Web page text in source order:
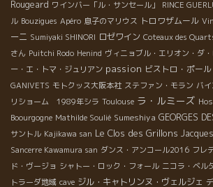
Rougeard ワインバー「ル・サンセール」 RINCE
ル Bouzigues Apéro 息子のマリウス トロワザムール
ーニ Sumiyaki SHINORI ロゼワイン Coteaux des
さん Puitchi Rodo Henind ヴィニョブル・エリオン・ダ
ー・エ・トマ・ジュリアン passion ビストロ・ポー
GANIVETS モトクッス大阪本社 ステファン・モラン バ
リショーム 1989年シラ Toulouse ラ・ルミーズ
Boourgogne Mathilde Soulié Sumeshiya GEORGES
サントル Kajikawa san Le Clos des Grillons
Sancerre Kawamura san ダンス・アンコール2016 フレ
ド・ヴージョ シャトー・ロック・フォール ニコラ・ベル
トラーダ地域 cave ジル・キャトリンヌ・ヴェルジェ